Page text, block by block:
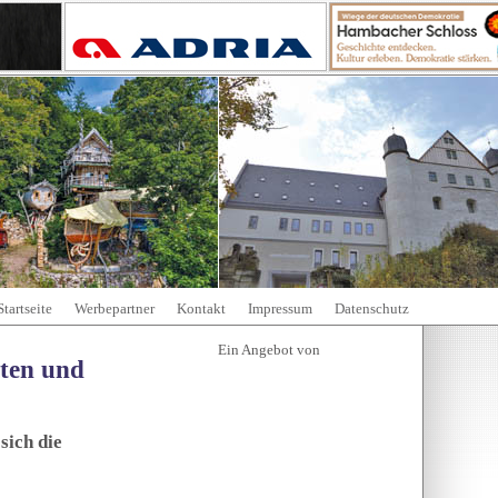
und
die
Werbepartner Kontakt Impressum Datenschutz